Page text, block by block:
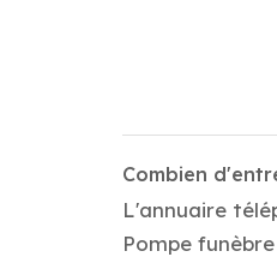
Combien
L'annuaire
Pompe